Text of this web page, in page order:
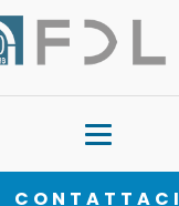
CONTATTACI